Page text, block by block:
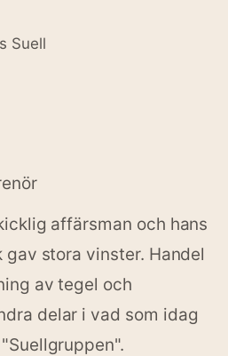
Suell
affärsman och hans
stora vinster. Handel
av tegel och
delar i vad som idag